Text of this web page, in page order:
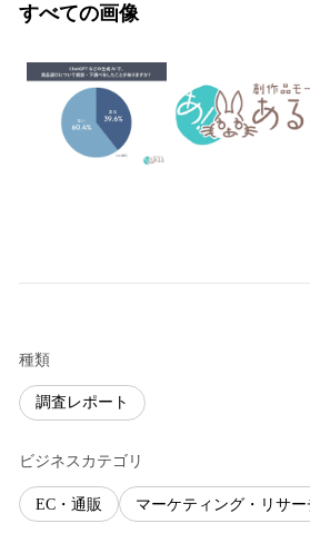
すべての画像
種類
調査レポート
ビジネスカテゴリ
EC・通販 マーケティング・リサー